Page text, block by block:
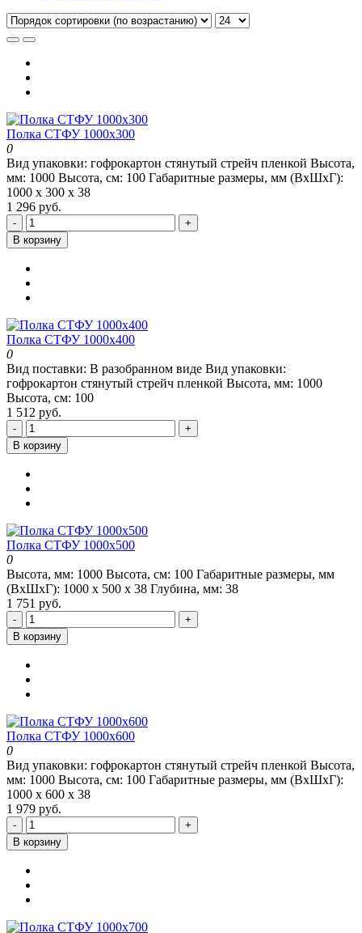
Полка СТФУ 1000x300
0
Вид упаковки: гофрокартон стянутый стрейч пленкой Высота,
мм: 1000 Высота, см: 100 Габаритные размеры, мм (ВхШхГ):
1000 х 300 х 38
1 296 руб.
-
+
В корзину
Полка СТФУ 1000x400
0
Вид поставки: В разобранном виде Вид упаковки:
гофрокартон стянутый стрейч пленкой Высота, мм: 1000
Высота, см: 100
1 512 руб.
-
+
В корзину
Полка СТФУ 1000x500
0
Высота, мм: 1000 Высота, см: 100 Габаритные размеры, мм
(ВхШхГ): 1000 х 500 х 38 Глубина, мм: 38
1 751 руб.
-
+
В корзину
Полка СТФУ 1000x600
0
Вид упаковки: гофрокартон стянутый стрейч пленкой Высота,
мм: 1000 Высота, см: 100 Габаритные размеры, мм (ВхШхГ):
1000 х 600 х 38
1 979 руб.
-
+
В корзину